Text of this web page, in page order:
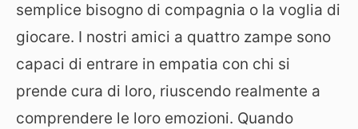
semplice bisogno di compagnia o la voglia di
giocare. I nostri amici a quattro zampe sono
capaci di entrare in empatia con chi si
prende cura di loro, riuscendo realmente a
comprendere le loro emozioni. Quando